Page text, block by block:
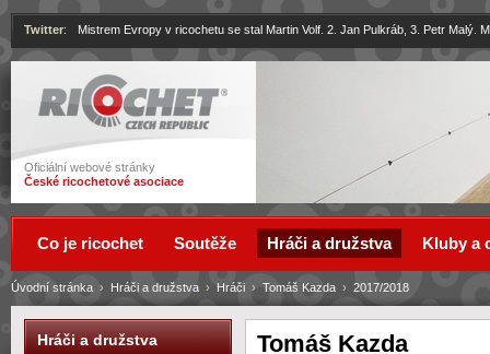
Ricochet
Oficiální webové stránky
České ricochetové asociace
Twitter: Mistrem Evropy v ricochetu se stal Martin Volf. 2. Jan Pulkráb, 3. Petr Malý.
Tomáš Kazda
Úvodní stránka › Hráči a družstva › Hráči › Tomáš Kazda › 2017/2018
Co je ricochet Soutěže Hráči a družstva Kluby a
Hráči a družstva